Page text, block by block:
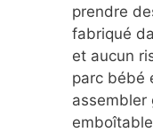
prendre
fabriqué
et aucun
parc bébé
assembler